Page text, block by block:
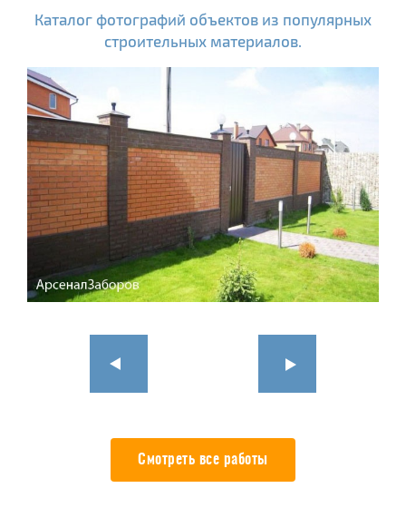
Каталог фотографий объектов из популярных
строительных материалов.
Смотреть все работы